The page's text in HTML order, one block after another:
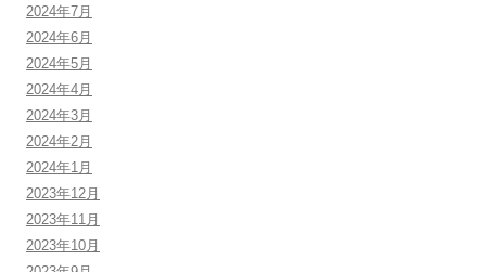
2024年7月
2024年6月
2024年5月
2024年4月
2024年3月
2024年2月
2024年1月
2023年12月
2023年11月
2023年10月